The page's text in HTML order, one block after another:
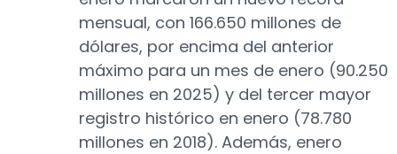
mensual, con 166.650 millones de
dólares, por encima del anterior
máximo para un mes de enero (90.250
millones en 2025) y del tercer mayor
registro histórico en enero (78.780
millones en 2018). Además, enero